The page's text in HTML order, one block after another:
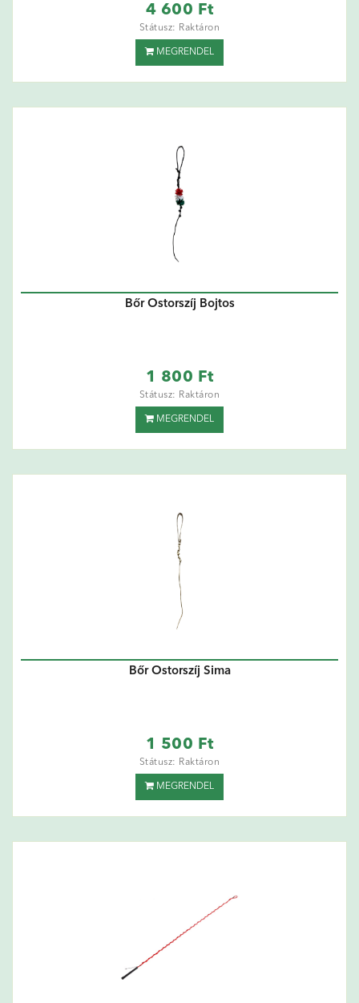
4 600 Ft
Státusz: Raktáron
MEGRENDEL
Bőr Ostorszíj Bojtos
1 800 Ft
Státusz: Raktáron
MEGRENDEL
Bőr Ostorszíj Sima
1 500 Ft
Státusz: Raktáron
MEGRENDEL